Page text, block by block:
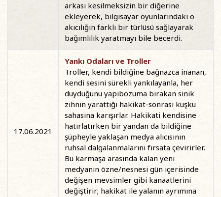
arkası kesilmeksizin bir diğerine
ekleyerek, bilgisayar oyunlarındaki o
akıcılığın farklı bir türlüsü sağlayarak
bağımlılık yaratmayı bile becerdi.
17.06.2021
Yankı Odaları ve Troller
Troller, kendi bildiğine bağnazca inanan,
kendi sesini sürekli yankılayanla, her
duyduğunu yapıbozuma bırakan sinik
zihnin yarattığı hakikat-sonrası kuşku
sahasına karışırlar. Hakikati kendisine
hatırlatırken bir yandan da bildiğine
şüpheyle yaklaşan medya alıcısının
ruhsal dalgalanmalarını fırsata çevirirler.
Bu karmaşa arasında kalan yeni
medyanın özne/nesnesi gün içerisinde
değişen mevsimler gibi kanaatlerini
değiştirir; hakikat ile yalanın ayrımına